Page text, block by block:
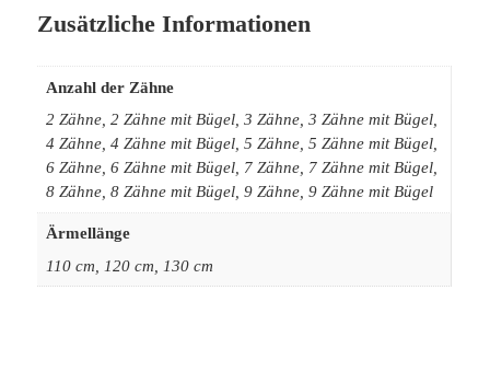
Zusätzliche Informationen
Anzahl der Zähne
2 Zähne, 2 Zähne mit Bügel, 3 Zähne, 3 Zähne mit Bügel,
4 Zähne, 4 Zähne mit Bügel, 5 Zähne, 5 Zähne mit Bügel,
6 Zähne, 6 Zähne mit Bügel, 7 Zähne, 7 Zähne mit Bügel,
8 Zähne, 8 Zähne mit Bügel, 9 Zähne, 9 Zähne mit Bügel
Ärmellänge
110 cm, 120 cm, 130 cm